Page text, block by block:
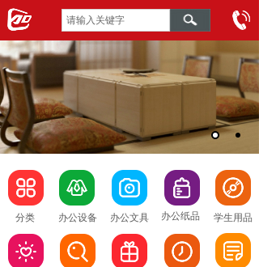
分类 办公设备 办公文具 办公纸品 学生用品